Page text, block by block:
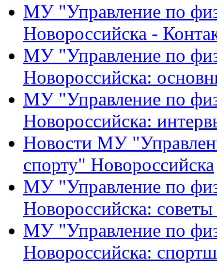
МУ "Управление по
Новороссийска -
МУ "Управление по
Новороссийска:
МУ "Управление по
Новороссийска:
Новости МУ
спорту" Новороссийска
МУ "Управление по
Новороссийска:
МУ "Управление по
Новороссийска: